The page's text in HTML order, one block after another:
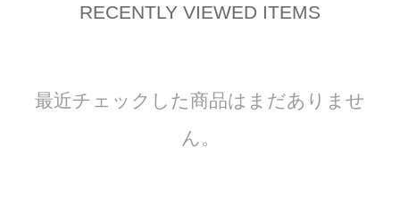
RECENTLY VIEWED ITEMS
最近チェックした商品はまだありませ
ん。